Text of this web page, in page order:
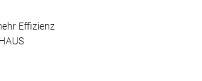
Effizienz